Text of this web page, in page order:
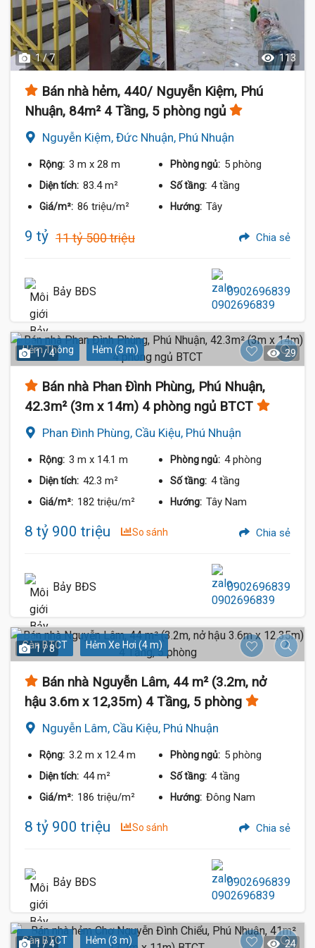
1 / 7 113
Bán nhà hẻm, 440/ Nguyễn Kiệm, Phú
Nhuận, 84m² 4 Tầng, 5 phòng ngủ
Nguyễn Kiệm, Đức Nhuận, Phú Nhuận
Rộng: 3 m x 28 m Phòng ngủ: 5 phòng
Diện tích: 83.4 m² Số tầng: 4 tầng
Giá/m²: 86 triệu/m² Hướng: Tây
9 tỷ 11 tỷ 500 triệu Chia sẻ
Bảy BĐS 0902696839
Hẻm Thông Hẻm (3 m)
1 / 4 29
Bán nhà Phan Đình Phùng, Phú Nhuận,
42.3m² (3m x 14m) 4 phòng ngủ BTCT
Phan Đình Phùng, Cầu Kiệu, Phú Nhuận
Rộng: 3 m x 14.1 m Phòng ngủ: 4 phòng
Diện tích: 42.3 m² Số tầng: 4 tầng
Giá/m²: 182 triệu/m² Hướng: Tây Nam
8 tỷ 900 triệu So sánh Chia sẻ
Bảy BĐS 0902696839
Sàn BTCT Hẻm Xe Hơi (4 m)
1 / 8
Bán nhà Nguyễn Lâm, 44 m² (3.2m, nở
hậu 3.6m x 12,35m) 4 Tầng, 5 phòng
Nguyễn Lâm, Cầu Kiệu, Phú Nhuận
Rộng: 3.2 m x 12.4 m Phòng ngủ: 5 phòng
Diện tích: 44 m² Số tầng: 4 tầng
Giá/m²: 186 triệu/m² Hướng: Đông Nam
8 tỷ 900 triệu So sánh Chia sẻ
Bảy BĐS 0902696839
Sàn BTCT Hẻm (3 m)
1 / 4 24